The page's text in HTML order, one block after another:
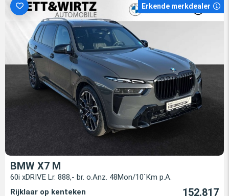
Erkende merkdealer
BMW X7 M
60i xDRIVE Lr. 888,- br. o.Anz. 48Mon/10`Km p.A.
Rijklaar op kenteken
152.817